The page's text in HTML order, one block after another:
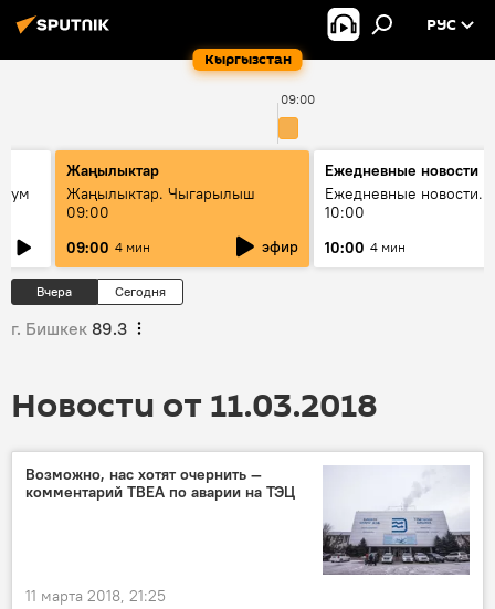
Кыргызстан
РУС
09:00
Жаңылыктар
Жаңылыктар. Чыгарылыш
09:00
09:00 4 мин эфир
Ежедневные новости
Ежедневные новости.
10:00
10:00 4 мин
Вчера Сегодня
г. Бишкек 89.3
Новости от 11.03.2018
Возможно, нас хотят очернить —
комментарий TBEA по аварии на ТЭЦ
11 марта 2018, 21:25